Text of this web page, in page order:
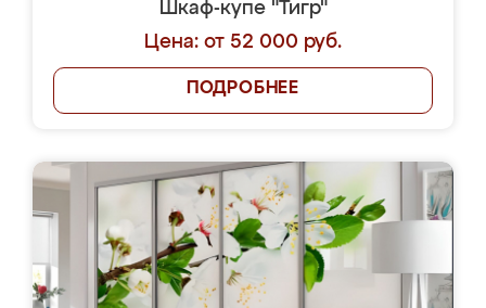
Шкаф-купе "Тигр"
Цена: от 52 000 руб.
ПОДРОБНЕЕ